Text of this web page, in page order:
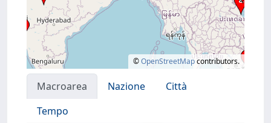
©OpenStreetMapcontributors.
Macroarea Nazione
Città
Tempo